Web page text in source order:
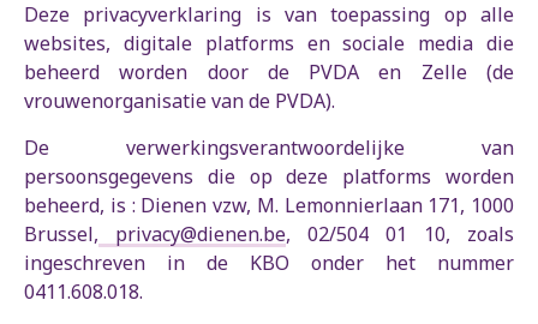
Deze privacyverklaring is van toepassing op alle
websites, digitale platforms en sociale media die
beheerd worden door de PVDA en Zelle (de
vrouwenorganisatie van de PVDA).
De verwerkingsverantwoordelijke van
persoonsgegevens die op deze platforms worden
beheerd, is : Dienen vzw, M. Lemonnierlaan 171, 1000
Brussel, privacy@dienen.be, 02/504 01 10, zoals
ingeschreven in de KBO onder het nummer
0411.608.018.